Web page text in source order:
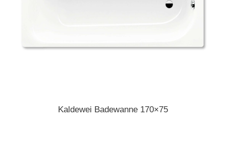
Kaldewei Badewanne 170×75